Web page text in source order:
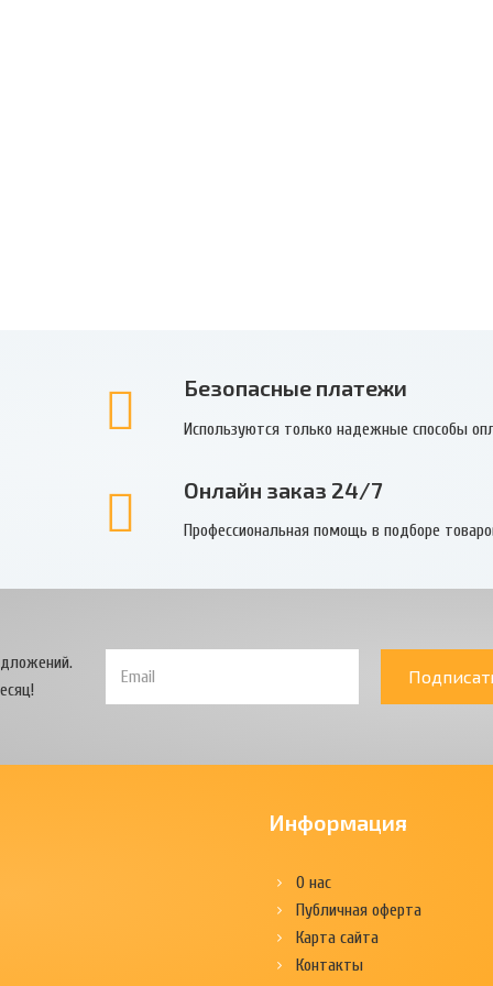
Безопасные платежи
Используются только надежные способы
Онлайн заказ 24/7
Профессиональная помощь в подборе
Информация
О нас
Публичная оферта
Карта сайта
Контакты